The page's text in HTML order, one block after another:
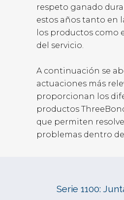
respeto ganado
estos años tanto en
los productos como
del servicio.
A continuación se
actuaciones más
proporcionan los
productos
que permiten
problemas dentro
Serie 1100: